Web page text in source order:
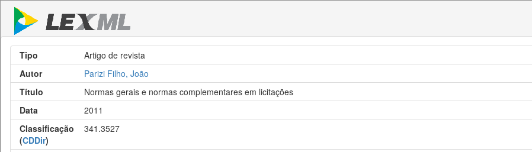
Tipo
Artigo de revista
Autor
Parizi Filho, João
Título
Normas gerais e normas complementares em licitações
Data
2011
Classificação
(CDDir)
341.3527